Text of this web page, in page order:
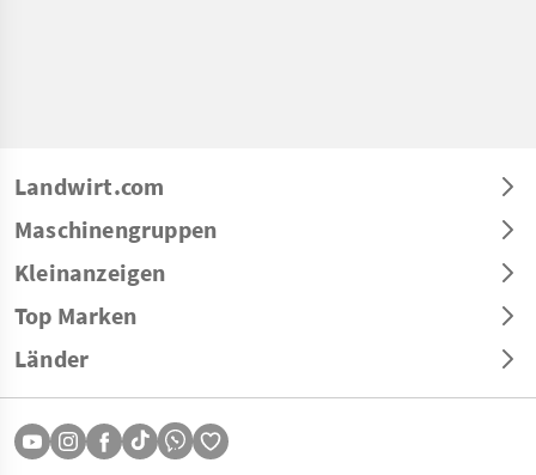
Landwirt.com
Maschinengruppen
Kleinanzeigen
Top Marken
Länder